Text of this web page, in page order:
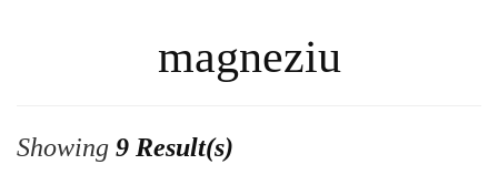
magneziu
Showing 9 Result(s)